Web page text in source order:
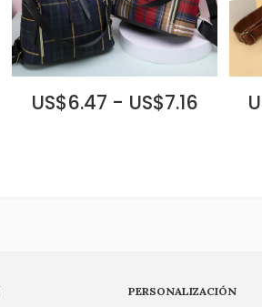
US$6.47 - US$7.16
PERSONALIZACIÓN